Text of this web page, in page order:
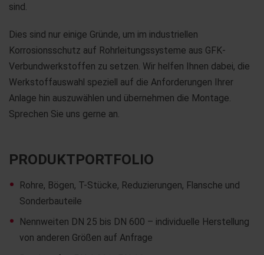
sind.
Dies sind nur einige Gründe, um im industriellen
Korrosionsschutz auf Rohrleitungssysteme aus GFK-
Verbundwerkstoffen zu setzen. Wir helfen Ihnen dabei, die
Werkstoffauswahl speziell auf die Anforderungen Ihrer
Anlage hin auszuwählen und übernehmen die Montage.
Sprechen Sie uns gerne an.
PRODUKTPORTFOLIO
Rohre, Bögen, T-Stücke, Reduzierungen, Flansche und
Sonderbauteile
Nennweiten DN 25 bis DN 600 – individuelle Herstellung
von anderen Größen auf Anfrage